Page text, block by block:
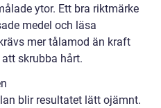
ytor. Ett bra riktmärke
medel och läsa
mer tålamod än kraft
skrubba hårt.
blir resultatet lätt ojämnt.